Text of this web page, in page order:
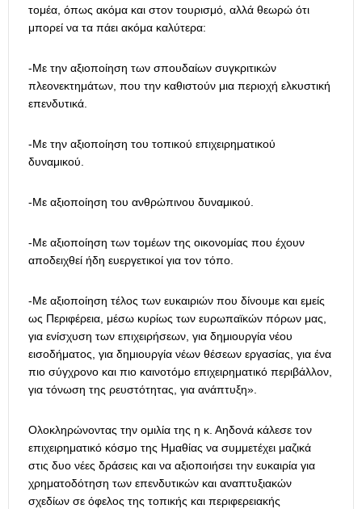
τομέα, όπως ακόμα και στον τουρισμό, αλλά θεωρώ ότι
μπορεί να τα πάει ακόμα καλύτερα:
-Με την αξιοποίηση των σπουδαίων συγκριτικών
πλεονεκτημάτων, που την καθιστούν μια περιοχή ελκυστική
επενδυτικά.
-Με την αξιοποίηση του τοπικού επιχειρηματικού
δυναμικού.
-Με αξιοποίηση του ανθρώπινου δυναμικού.
-Με αξιοποίηση των τομέων της οικονομίας που έχουν
αποδειχθεί ήδη ευεργετικοί για τον τόπο.
-Με αξιοποίηση τέλος των ευκαιριών που δίνουμε και εμείς
ως Περιφέρεια, μέσω κυρίως των ευρωπαϊκών πόρων μας,
για ενίσχυση των επιχειρήσεων, για δημιουργία νέου
εισοδήματος, για δημιουργία νέων θέσεων εργασίας, για ένα
πιο σύγχρονο και πιο καινοτόμο επιχειρηματικό περιβάλλον,
για τόνωση της ρευστότητας, για ανάπτυξη».
Ολοκληρώνοντας την ομιλία της η κ. Αηδονά κάλεσε τον
επιχειρηματικό κόσμο της Ημαθίας να συμμετέχει μαζικά
στις δυο νέες δράσεις και να αξιοποιήσει την ευκαιρία για
χρηματοδότηση των επενδυτικών και αναπτυξιακών
σχεδίων σε όφελος της τοπικής και περιφερειακής